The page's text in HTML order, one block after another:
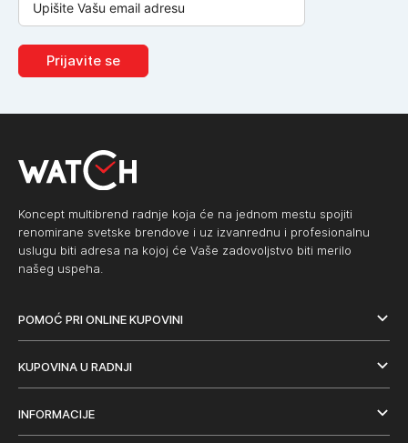
Prijavite se
Koncept multibrend radnje koja će na jednom mestu spojiti
renomirane svetske brendove i uz izvanrednu i profesionalnu
uslugu biti adresa na kojoj će Vaše zadovoljstvo biti merilo
našeg uspeha.
POMOĆ PRI ONLINE KUPOVINI
KUPOVINA U RADNJI
INFORMACIJE